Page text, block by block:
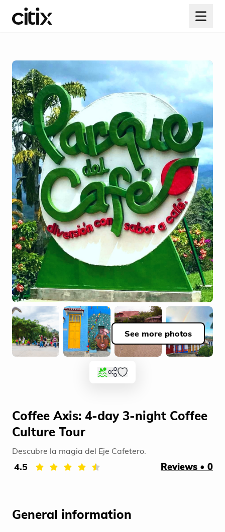
See more photos
Coffee Axis: 4-day 3-night Coffee
Culture Tour
Descubre la magia del Eje Cafetero.
4.5 Reviews • 0
General information